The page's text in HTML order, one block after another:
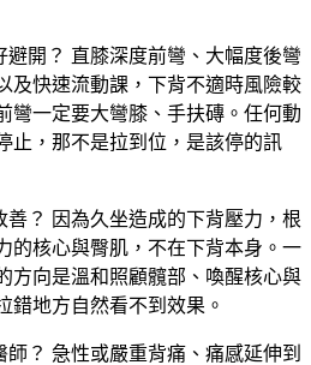
避開？ 直膝深度前彎、大幅度後彎
及快速流動課，下背不適時風險較
彎一定要大彎膝、手扶磚。任何動
止，那不是拉到位，是該停的訊
善？
因為久坐造成的下背壓力，根
的核心與臀肌，不在下背本身。一
方向是溫和照顧髖部、喚醒核心與
錯地方自然看不到效果。
師？ 急性或嚴重背痛、痛感延伸到